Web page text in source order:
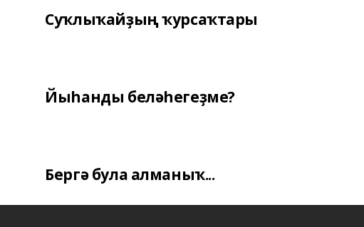
Суҡлыҡайҙың ҡурсаҡтары
Йыһанды беләһегеҙме?
Бергә була алманыҡ...